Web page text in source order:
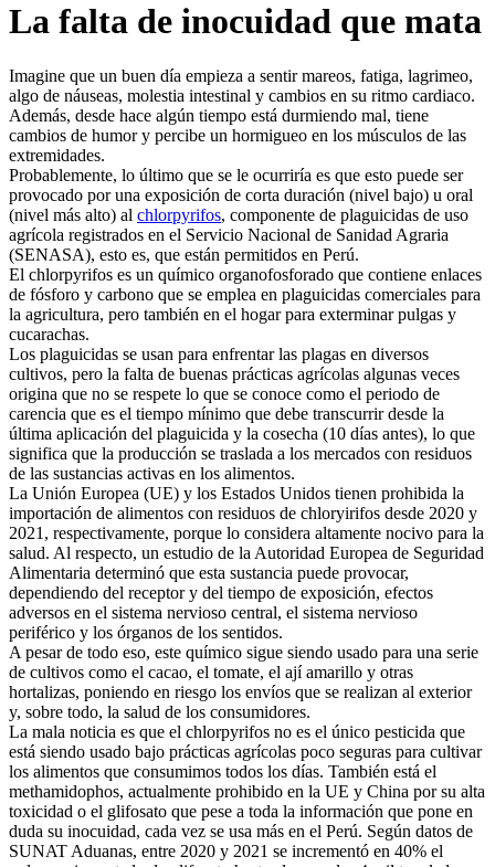
La falta de inocuidad que mata
Imagine que un buen día empieza a sentir mareos, fatiga, lagrimeo,
algo de náuseas, molestia intestinal y cambios en su ritmo cardiaco.
Además, desde hace algún tiempo está durmiendo mal, tiene
cambios de humor y percibe un hormigueo en los músculos de las
extremidades.
Probablemente, lo último que se le ocurriría es que esto puede ser
provocado por una exposición de corta duración (nivel bajo) u oral
(nivel más alto) al chlorpyrifos, componente de plaguicidas de uso
agrícola registrados en el Servicio Nacional de Sanidad Agraria
(SENASA), esto es, que están permitidos en Perú.
El chlorpyrifos es un químico organofosforado que contiene enlaces
de fósforo y carbono que se emplea en plaguicidas comerciales para
la agricultura, pero también en el hogar para exterminar pulgas y
cucarachas.
Los plaguicidas se usan para enfrentar las plagas en diversos
cultivos, pero la falta de buenas prácticas agrícolas algunas veces
origina que no se respete lo que se conoce como el periodo de
carencia que es el tiempo mínimo que debe transcurrir desde la
última aplicación del plaguicida y la cosecha (10 días antes), lo que
significa que la producción se traslada a los mercados con residuos
de las sustancias activas en los alimentos.
La Unión Europea (UE) y los Estados Unidos tienen prohibida la
importación de alimentos con residuos de chloryirifos desde 2020 y
2021, respectivamente, porque lo considera altamente nocivo para la
salud. Al respecto, un estudio de la Autoridad Europea de Seguridad
Alimentaria determinó que esta sustancia puede provocar,
dependiendo del receptor y del tiempo de exposición, efectos
adversos en el sistema nervioso central, el sistema nervioso
periférico y los órganos de los sentidos.
A pesar de todo eso, este químico sigue siendo usado para una serie
de cultivos como el cacao, el tomate, el ají amarillo y otras
hortalizas, poniendo en riesgo los envíos que se realizan al exterior
y, sobre todo, la salud de los consumidores.
La mala noticia es que el chlorpyrifos no es el único pesticida que
está siendo usado bajo prácticas agrícolas poco seguras para cultivar
los alimentos que consumimos todos los días. También está el
methamidophos, actualmente prohibido en la UE y China por su alta
toxicidad o el glifosato que pese a toda la información que pone en
duda su inocuidad, cada vez se usa más en el Perú. Según datos de
SUNAT Aduanas, entre 2020 y 2021 se incrementó en 40% el